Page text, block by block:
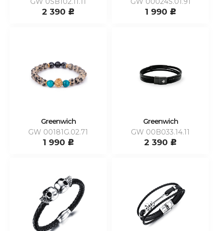
2 390 c 1 990 c
Greenwich
GW 00181G.02.71
1 990 c
Greenwich
GW 00B033.14.11
2 390 c